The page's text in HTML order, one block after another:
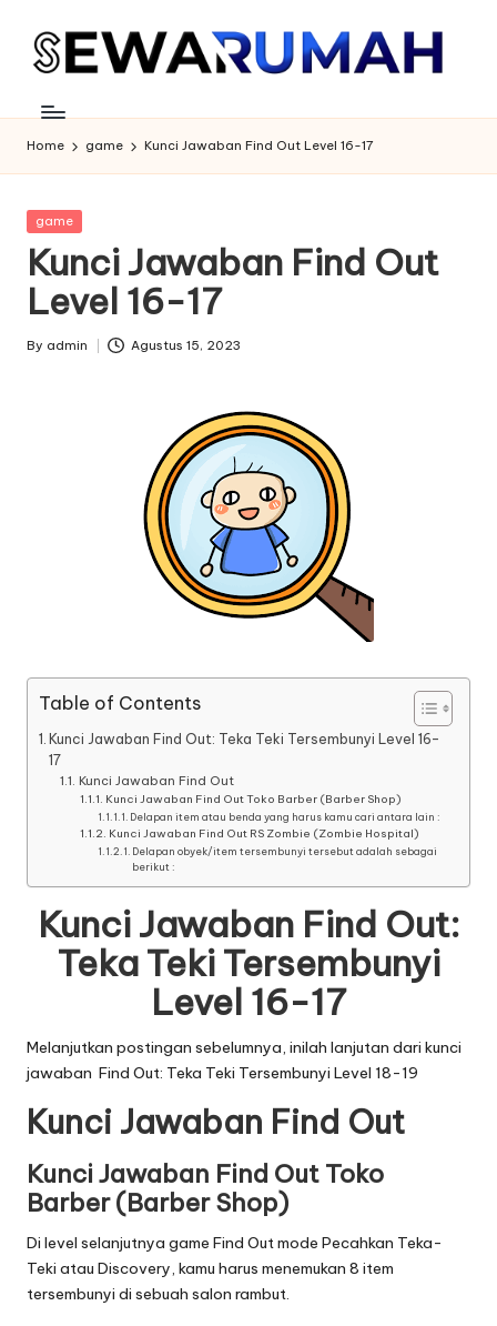
Home game Kunci Jawaban Find Out Level 16-17
Posted
game
Kunci Jawaban Find Out
Level 16-17
Posted
By admin Agustus 15, 2023
Table of Contents
Kunci Jawaban Find Out: Teka Teki Tersembunyi Level 16-
17
Kunci Jawaban Find Out
Kunci Jawaban Find Out Toko Barber (Barber Shop)
Delapan item atau benda yang harus kamu cari antara lain :
Kunci Jawaban Find Out RS Zombie (Zombie Hospital)
Delapan obyek/item tersembunyi tersebut adalah sebagai
berikut :
Kunci Jawaban Find Out:
Teka Teki Tersembunyi
Level 16-17
Melanjutkan postingan sebelumnya, inilah lanjutan dari kunci
jawaban Find Out: Teka Teki Tersembunyi Level 18-19
Kunci Jawaban Find Out
Kunci Jawaban Find Out Toko
Barber (Barber Shop)
Di level selanjutnya game Find Out mode Pecahkan Teka-
Teki atau Discovery, kamu harus menemukan 8 item
tersembunyi di sebuah salon rambut.